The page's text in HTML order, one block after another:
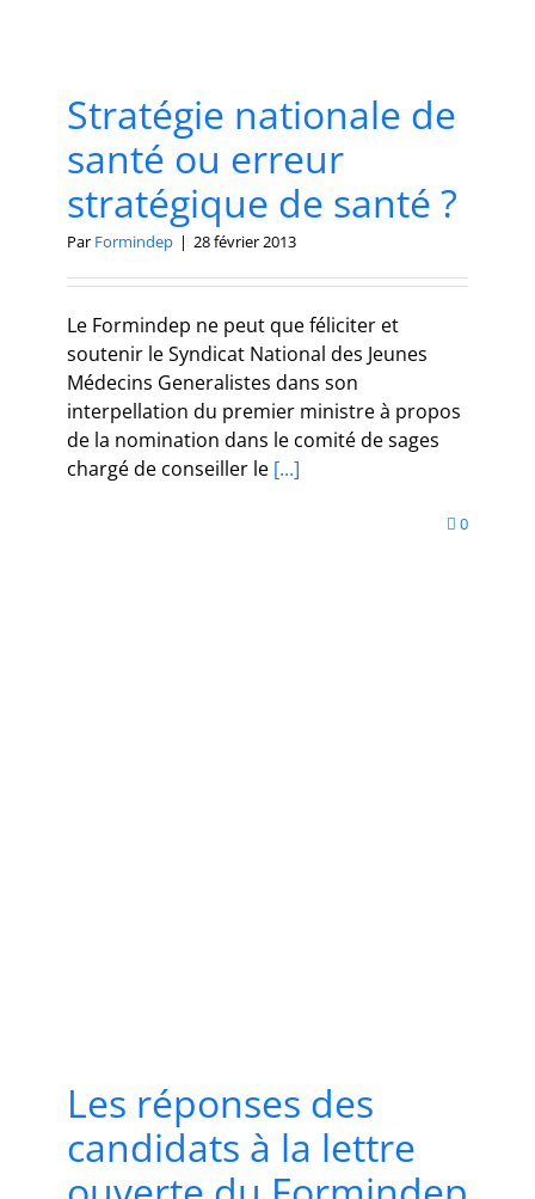
Stratégie nationale de
santé ou erreur
stratégique de santé ?
Par Formindep | 28 février 2013
Le Formindep ne peut que féliciter et
soutenir le Syndicat National des Jeunes
Médecins Generalistes dans son
interpellation du premier ministre à propos
de la nomination dans le comité de sages
chargé de conseiller le [...]
0
Les réponses des
candidats à la lettre